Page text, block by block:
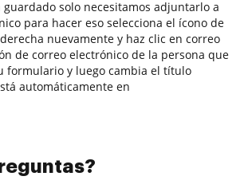
guardado solo necesitamos adjuntarlo a
para hacer eso selecciona el ícono de
nuevamente y haz clic en correo
de correo electrónico de la persona que
formulario y luego cambia el título
automáticamente en